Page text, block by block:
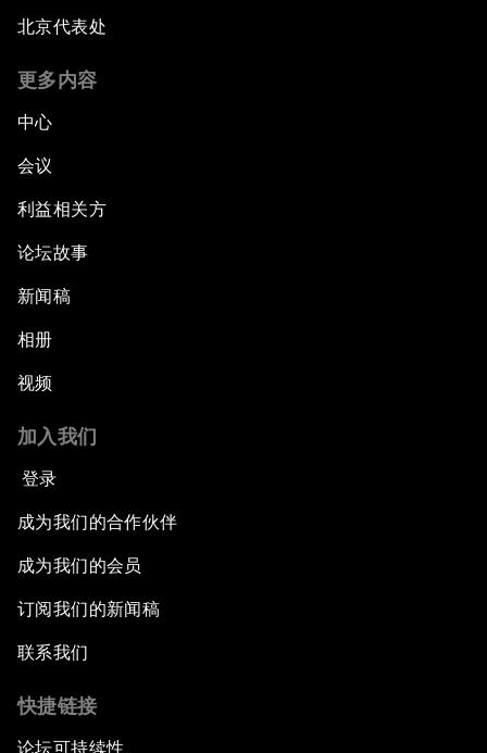
北京代表处
更多内容
中心
会议
利益相关方
论坛故事
新闻稿
相册
视频
加入我们
登录
成为我们的合作伙伴
成为我们的会员
订阅我们的新闻稿
联系我们
快捷链接
论坛可持续性